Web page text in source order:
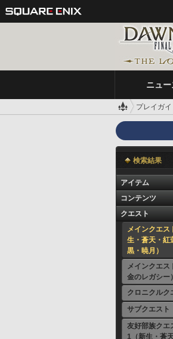
ニュー
プレイガイ
検索結果
アイテム
コンテンツ
クエスト
メインクエス
生・蒼天・紅
黒・暁月）
メインクエス
金のレガシー）
クロニクルク
サブクエスト
友好部族クエ
1（新生・蒼